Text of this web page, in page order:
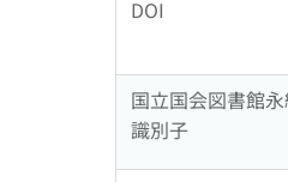
DOI
国立国会図書館
識別子